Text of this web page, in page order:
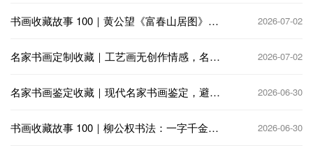
书画收藏故事 100｜黄公望《富春山居图》：
2026-07-02
名家书画定制收藏｜工艺画无创作情感，名家
2026-07-02
名家书画鉴定收藏｜现代名家书画鉴定，避免
2026-06-30
书画收藏故事 100｜柳公权书法：一字千金，
2026-06-30